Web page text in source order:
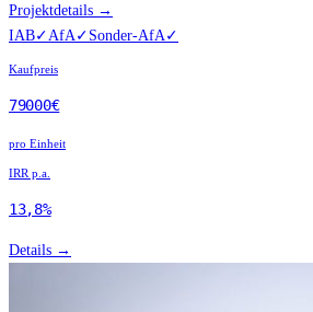
Projektdetails →
IAB✓AfA✓Sonder-AfA✓
Kaufpreis
79000€
pro Einheit
IRR p.a.
13,8%
Details →